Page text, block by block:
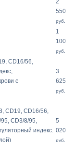
2
550
руб.
1
100
руб.
CD16/56,
с
3
625
руб.
CD19, CD16/56,
CD3/8/95,
индекс.
5
020
руб.